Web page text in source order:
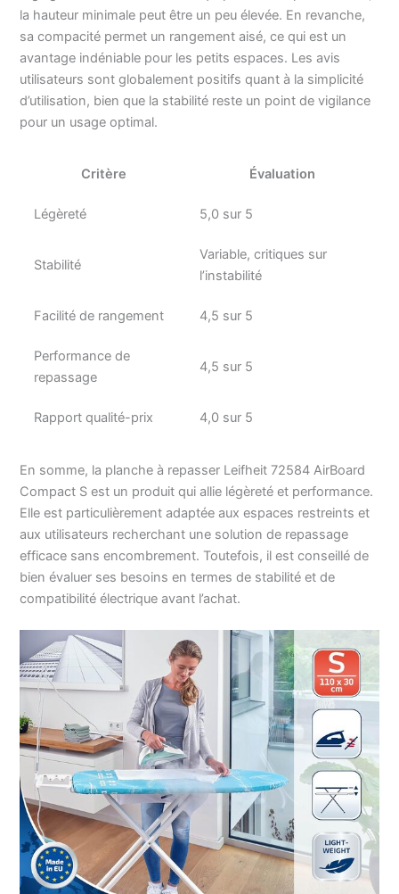
la hauteur minimale peut être un peu élevée. En revanche,
sa compacité permet un rangement aisé, ce qui est un
avantage indéniable pour les petits espaces. Les avis
utilisateurs sont globalement positifs quant à la simplicité
d’utilisation, bien que la stabilité reste un point de vigilance
pour un usage optimal.
Critère Évaluation
Légèreté 5,0 sur 5
Stabilité
Variable, critiques sur
l’instabilité
Facilité de rangement 4,5 sur 5
Performance de
repassage
4,5 sur 5
Rapport qualité-prix 4,0 sur 5
En somme, la planche à repasser Leifheit 72584 AirBoard
Compact S est un produit qui allie légèreté et performance.
Elle est particulièrement adaptée aux espaces restreints et
aux utilisateurs recherchant une solution de repassage
efficace sans encombrement. Toutefois, il est conseillé de
bien évaluer ses besoins en termes de stabilité et de
compatibilité électrique avant l’achat.